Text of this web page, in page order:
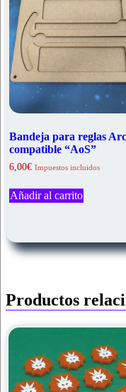
Bandeja para reglas
compatible “AoS”
6,00€ Impuestos incluidos
Añadir al carrito
Productos